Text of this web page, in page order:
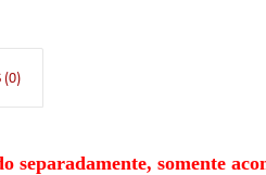
(0)
separadamente, somente